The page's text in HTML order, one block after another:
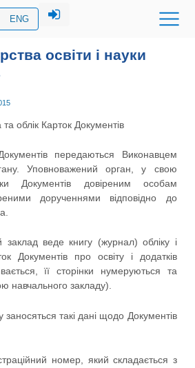
ENG
освіти і науки
облік Карток Документів
передаються Виконавцем
Уповноважений орган, у свою
Документів довіреним особам
дорученнями відповідно до
веде книгу (журнал) обліку і
Документів про освіту і додатків
її сторінки нумеруються та
навчального закладу).
такі дані щодо Документів
номер, який складається з